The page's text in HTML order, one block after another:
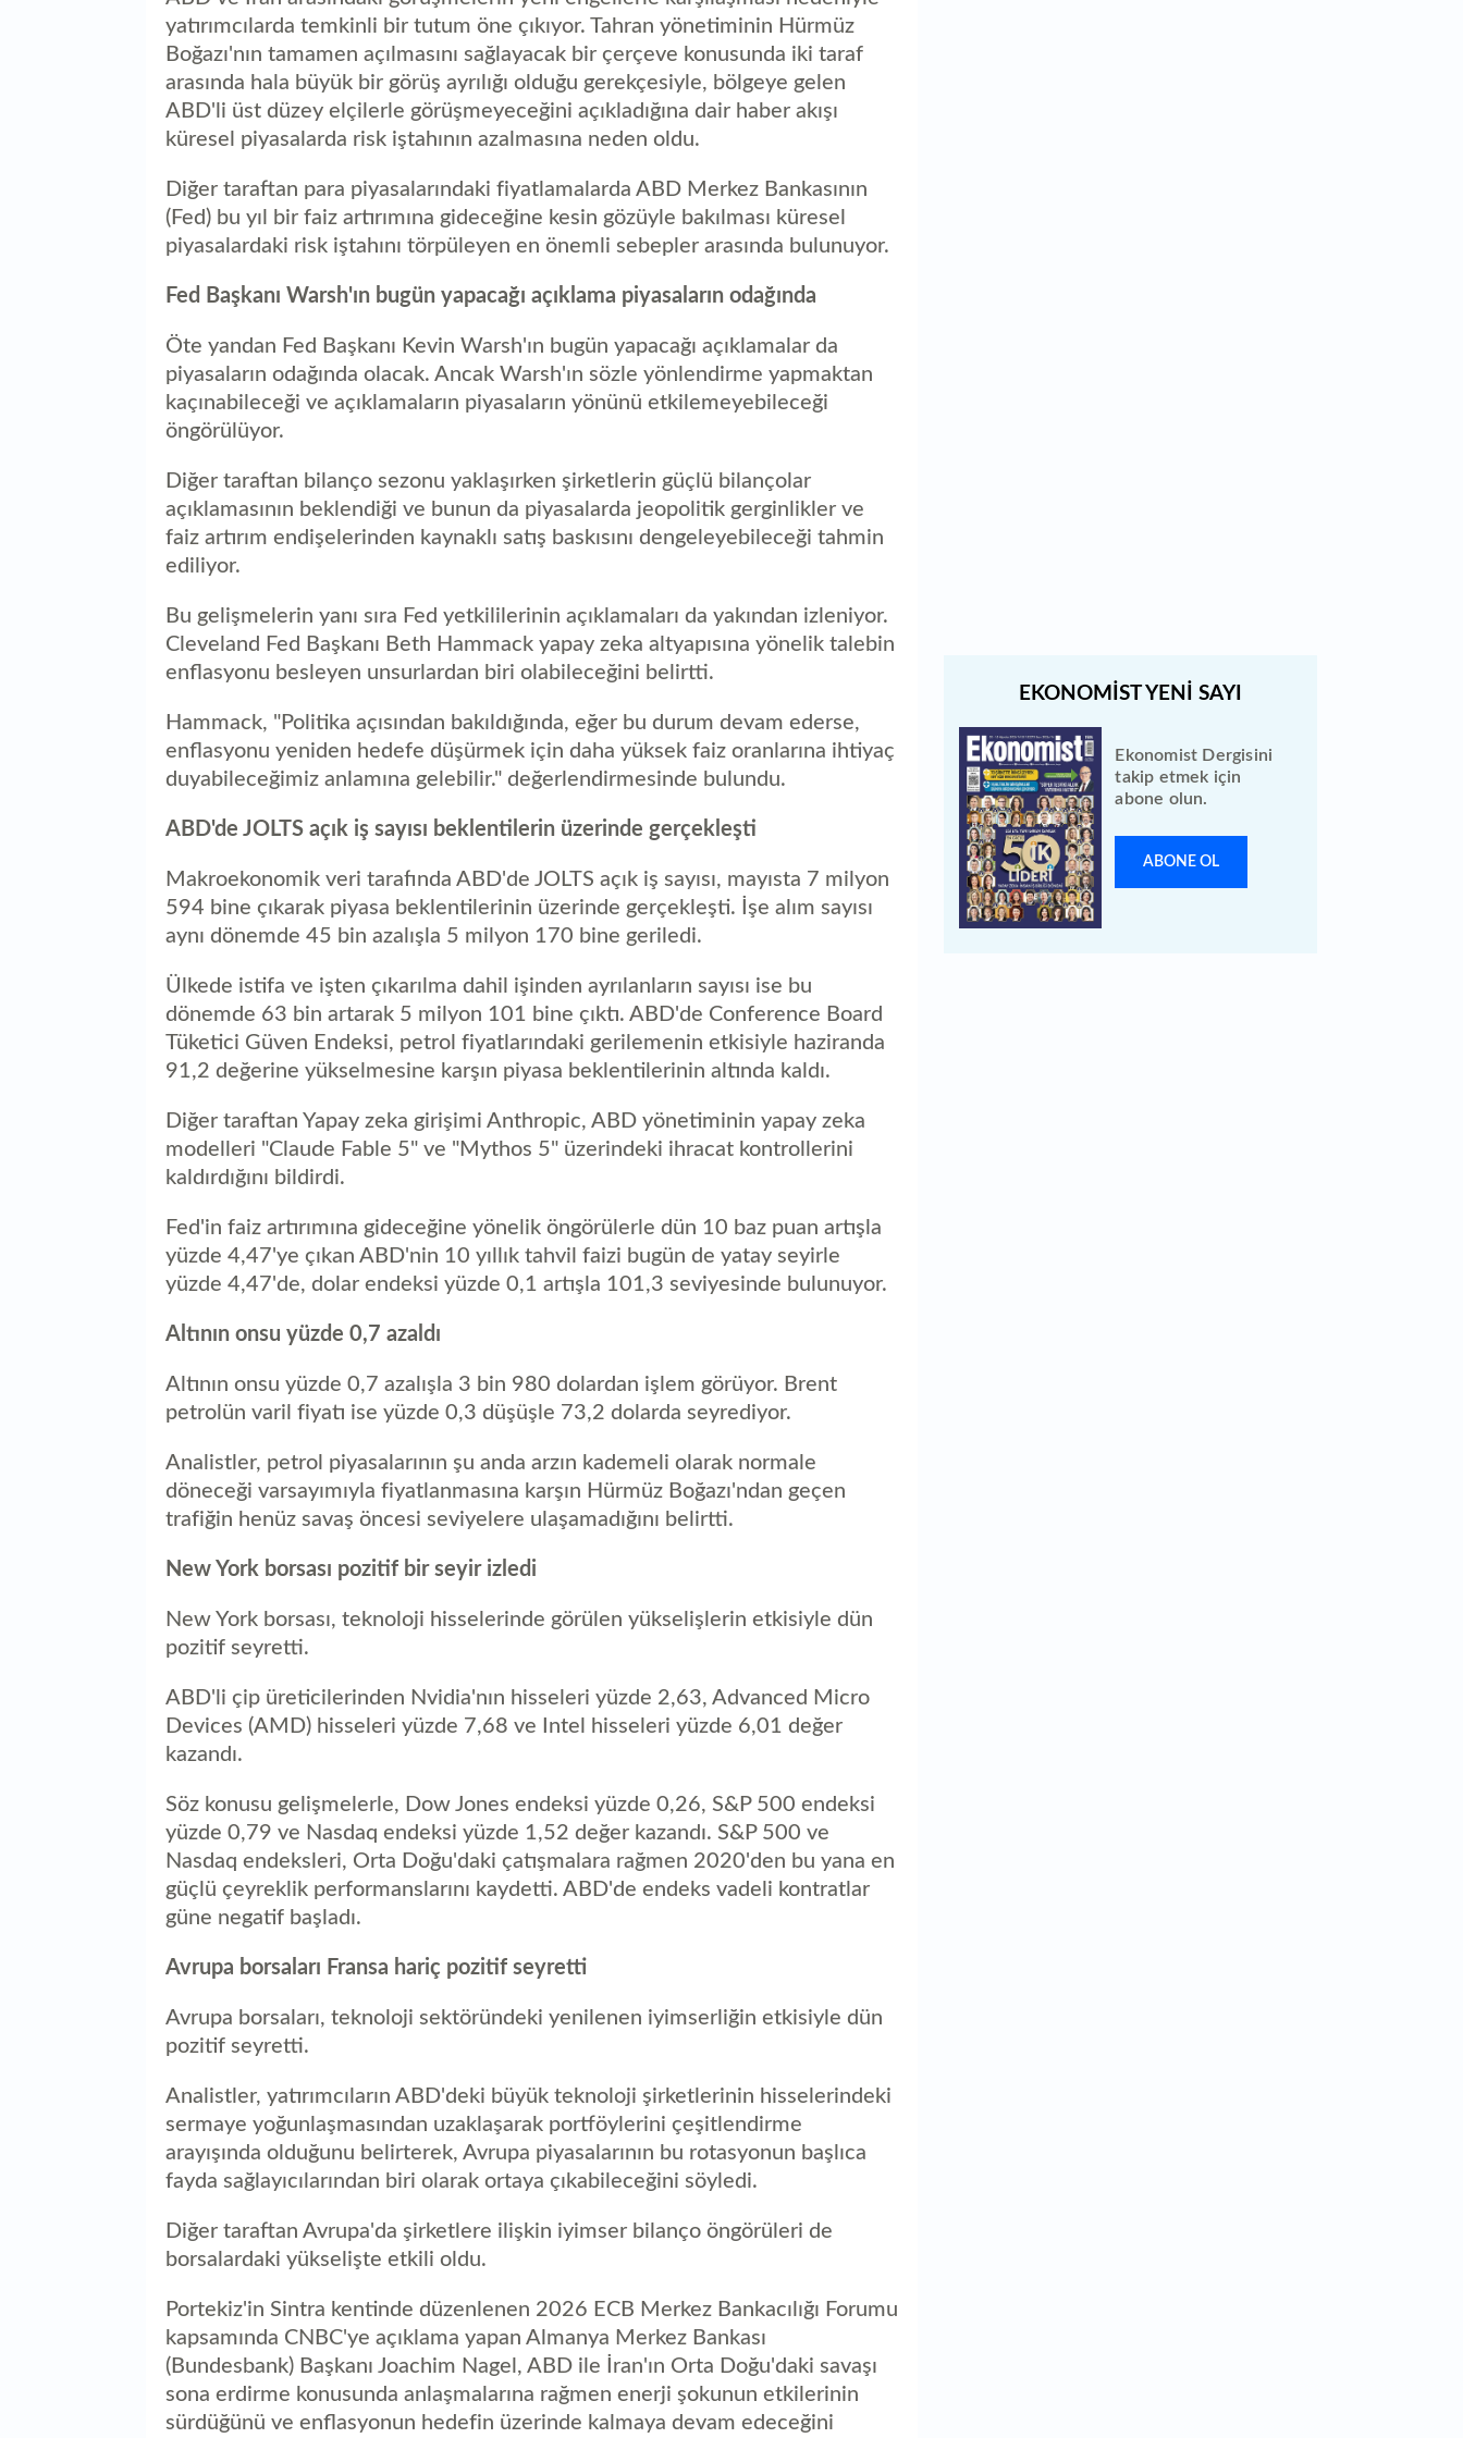
yatırımcılarda temkinli bir tutum öne çıkıyor. Tahran yönetiminin Hürmüz
Boğazı'nın tamamen açılmasını sağlayacak bir çerçeve konusunda iki taraf
arasında hala büyük bir görüş ayrılığı olduğu gerekçesiyle, bölgeye gelen
ABD'li üst düzey elçilerle görüşmeyeceğini açıkladığına dair haber akışı
küresel piyasalarda risk iştahının azalmasına neden oldu.
Diğer taraftan para piyasalarındaki fiyatlamalarda ABD Merkez Bankasının
(Fed) bu yıl bir faiz artırımına gideceğine kesin gözüyle bakılması küresel
piyasalardaki risk iştahını törpüleyen en önemli sebepler arasında bulunuyor.
Fed Başkanı Warsh'ın bugün yapacağı açıklama piyasaların odağında
Öte yandan Fed Başkanı Kevin Warsh'ın bugün yapacağı açıklamalar da
piyasaların odağında olacak. Ancak Warsh'ın sözle yönlendirme yapmaktan
kaçınabileceği ve açıklamaların piyasaların yönünü etkilemeyebileceği
öngörülüyor.
Diğer taraftan bilanço sezonu yaklaşırken şirketlerin güçlü bilançolar
açıklamasının beklendiği ve bunun da piyasalarda jeopolitik gerginlikler ve
faiz artırım endişelerinden kaynaklı satış baskısını dengeleyebileceği tahmin
ediliyor.
Bu gelişmelerin yanı sıra Fed yetkililerinin açıklamaları da yakından izleniyor.
Cleveland Fed Başkanı Beth Hammack yapay zeka altyapısına yönelik talebin
enflasyonu besleyen unsurlardan biri olabileceğini belirtti.
Hammack, "Politika açısından bakıldığında, eğer bu durum devam ederse,
enflasyonu yeniden hedefe düşürmek için daha yüksek faiz oranlarına ihtiyaç
duyabileceğimiz anlamına gelebilir." değerlendirmesinde bulundu.
ABD'de JOLTS açık iş sayısı beklentilerin üzerinde gerçekleşti
Makroekonomik veri tarafında ABD'de JOLTS açık iş sayısı, mayısta 7 milyon
594 bine çıkarak piyasa beklentilerinin üzerinde gerçekleşti. İşe alım sayısı
aynı dönemde 45 bin azalışla 5 milyon 170 bine geriledi.
Ülkede istifa ve işten çıkarılma dahil işinden ayrılanların sayısı ise bu
dönemde 63 bin artarak 5 milyon 101 bine çıktı. ABD'de Conference Board
Tüketici Güven Endeksi, petrol fiyatlarındaki gerilemenin etkisiyle haziranda
91,2 değerine yükselmesine karşın piyasa beklentilerinin altında kaldı.
Diğer taraftan Yapay zeka girişimi Anthropic, ABD yönetiminin yapay zeka
modelleri "Claude Fable 5" ve "Mythos 5" üzerindeki ihracat kontrollerini
kaldırdığını bildirdi.
Fed'in faiz artırımına gideceğine yönelik öngörülerle dün 10 baz puan artışla
yüzde 4,47'ye çıkan ABD'nin 10 yıllık tahvil faizi bugün de yatay seyirle
yüzde 4,47'de, dolar endeksi yüzde 0,1 artışla 101,3 seviyesinde bulunuyor.
Altının onsu yüzde 0,7 azaldı
Altının onsu yüzde 0,7 azalışla 3 bin 980 dolardan işlem görüyor. Brent
petrolün varil fiyatı ise yüzde 0,3 düşüşle 73,2 dolarda seyrediyor.
Analistler, petrol piyasalarının şu anda arzın kademeli olarak normale
döneceği varsayımıyla fiyatlanmasına karşın Hürmüz Boğazı'ndan geçen
trafiğin henüz savaş öncesi seviyelere ulaşamadığını belirtti.
New York borsası pozitif bir seyir izledi
New York borsası, teknoloji hisselerinde görülen yükselişlerin etkisiyle dün
pozitif seyretti.
ABD'li çip üreticilerinden Nvidia'nın hisseleri yüzde 2,63, Advanced Micro
Devices (AMD) hisseleri yüzde 7,68 ve Intel hisseleri yüzde 6,01 değer
kazandı.
Söz konusu gelişmelerle, Dow Jones endeksi yüzde 0,26, S&P 500 endeksi
yüzde 0,79 ve Nasdaq endeksi yüzde 1,52 değer kazandı. S&P 500 ve
Nasdaq endeksleri, Orta Doğu'daki çatışmalara rağmen 2020'den bu yana en
güçlü çeyreklik performanslarını kaydetti. ABD'de endeks vadeli kontratlar
güne negatif başladı.
Avrupa borsaları Fransa hariç pozitif seyretti
Avrupa borsaları, teknoloji sektöründeki yenilenen iyimserliğin etkisiyle dün
pozitif seyretti.
Analistler, yatırımcıların ABD'deki büyük teknoloji şirketlerinin hisselerindeki
sermaye yoğunlaşmasından uzaklaşarak portföylerini çeşitlendirme
arayışında olduğunu belirterek, Avrupa piyasalarının bu rotasyonun başlıca
fayda sağlayıcılarından biri olarak ortaya çıkabileceğini söyledi.
Diğer taraftan Avrupa'da şirketlere ilişkin iyimser bilanço öngörüleri de
borsalardaki yükselişte etkili oldu.
Portekiz'in Sintra kentinde düzenlenen 2026 ECB Merkez Bankacılığı Forumu
kapsamında CNBC'ye açıklama yapan Almanya Merkez Bankası
(Bundesbank) Başkanı Joachim Nagel, ABD ile İran'ın Orta Doğu'daki savaşı
sona erdirme konusunda anlaşmalarına rağmen enerji şokunun etkilerinin
sürdüğünü ve enflasyonun hedefin üzerinde kalmaya devam edeceğini
Ekonomist Dergisini
takip etmek için
abone olun.
ABONE OL